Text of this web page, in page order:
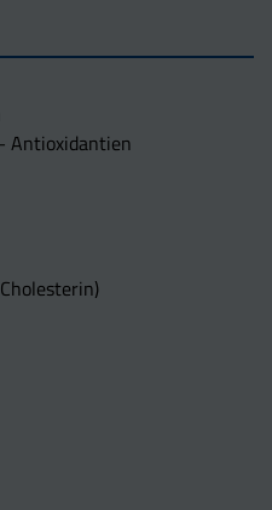
Antioxidantien